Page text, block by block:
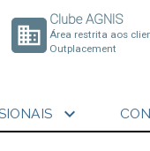
business
Clube AGNIS
Área restrita aos
Outplacement
expand_more